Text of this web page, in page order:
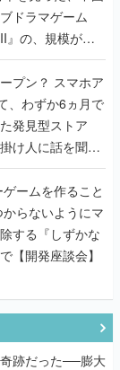
ドラマゲーム
』の、規模が違
ーに聞いた
スマホア
、わずか6ヵ月で
発見型ストア
け人に話を聞い
ームを作ること
する『しずかな
【開発座談会】
奇跡だった──膨大